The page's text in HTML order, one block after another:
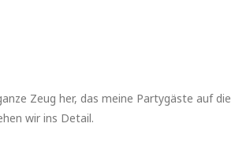
Zeug her, das meine Partygäste auf die
wir ins Detail.